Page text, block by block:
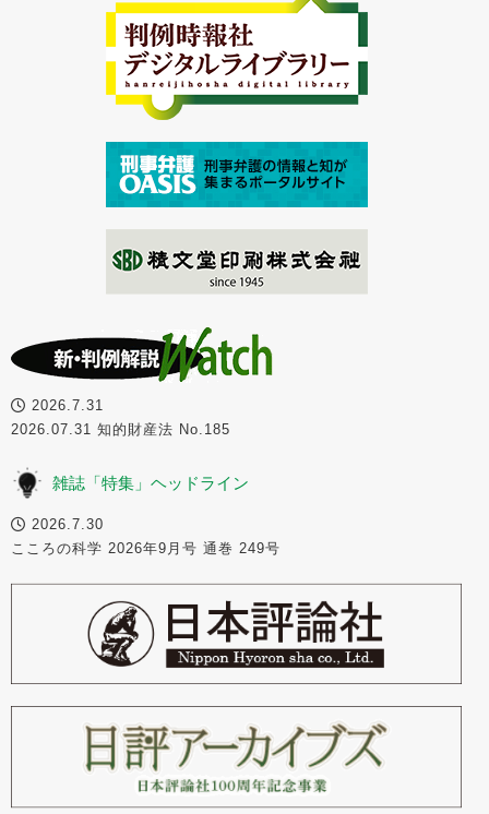
2026.7.31
2026.07.31 知的財産法 No.185
雑誌「特集」ヘッドライン
2026.7.30
こころの科学 2026年9月号 通巻 249号